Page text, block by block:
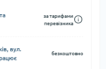
за тарифами
перевізника
вул.
безкоштовно